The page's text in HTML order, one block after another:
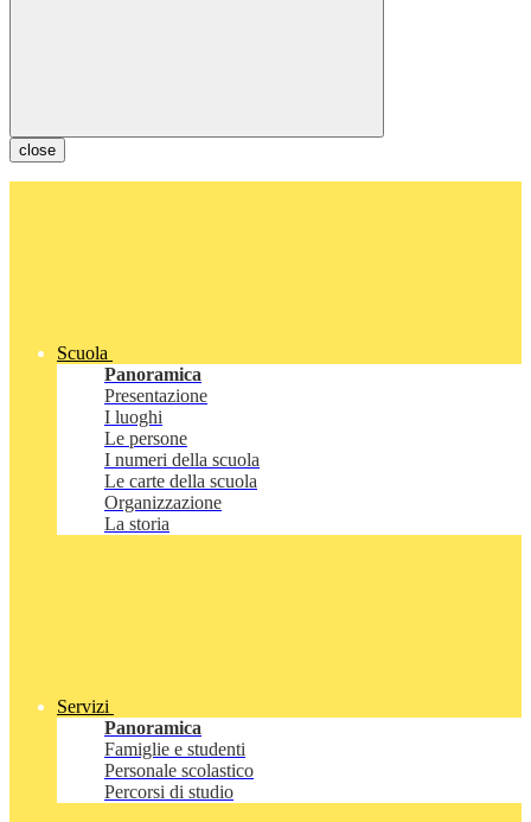
close
Scuola
Panoramica
Presentazione
I luoghi
Le persone
I numeri della scuola
Le carte della scuola
Organizzazione
La storia
Servizi
Panoramica
Famiglie e studenti
Personale scolastico
Percorsi di studio